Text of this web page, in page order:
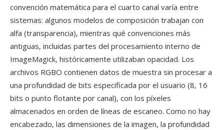
convención matemática para el cuarto canal varía entre
sistemas: algunos modelos de composición trabajan con
alfa (transparencia), mientras qué convenciones más
antiguas, incluidas partes del procesamiento interno de
ImageMagick, históricamente utilizaban opacidad. Los
archivos RGBO contienen datos de muestra sin procesar a
una profundidad de bits especificada por el usuario (8, 16
bits o punto flotante por canal), con los píxeles
almacenados en orden de líneas de escaneo. Como no hay
encabezado, las dimensiones de la imagen, la profundidad